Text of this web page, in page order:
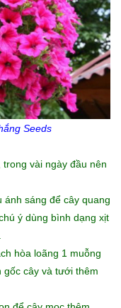
Seeds
vài ngày đầu nên
ánh sáng để cây quang
ý dùng bình dạng xịt
hòa loãng 1 muỗng
cây và tưới thêm